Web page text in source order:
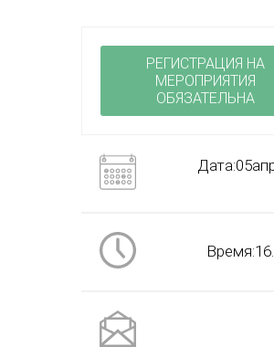
РЕГИСТРАЦИЯ НА
МЕРОПРИЯТИЯ
ОБЯЗАТЕЛЬНА